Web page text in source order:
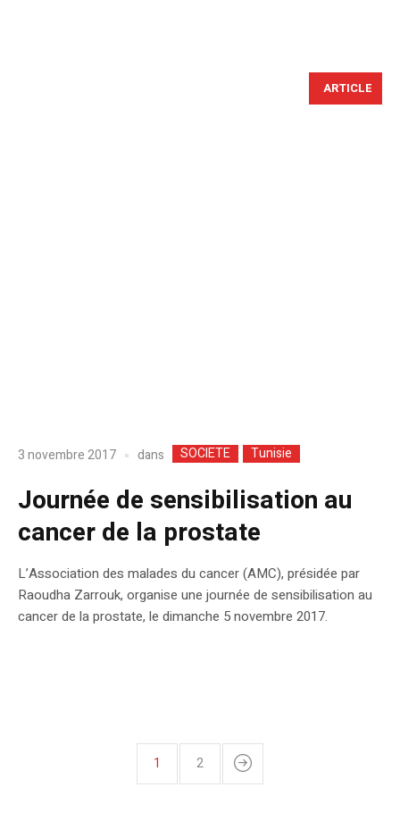
ARTICLE
3 novembre 2017 dans SOCIETE Tunisie
Journée de sensibilisation au
cancer de la prostate
L’Association des malades du cancer (AMC), présidée par
Raoudha Zarrouk, organise une journée de sensibilisation au
cancer de la prostate, le dimanche 5 novembre 2017.
1 2